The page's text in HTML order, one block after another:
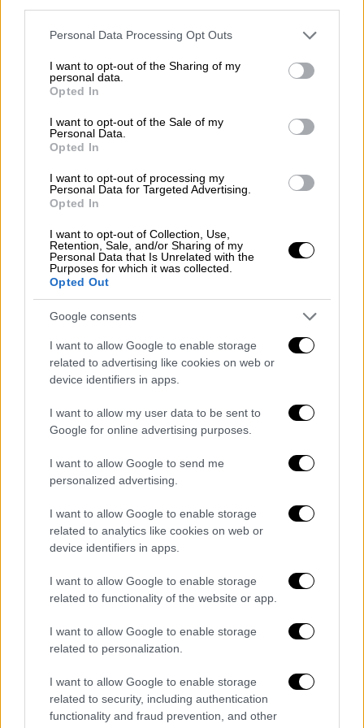
Please note that this website/app uses one or more Google
not limited to your visit or usage behaviour. You may click to
grant or deny consent to Google and its third-party tags to
use your data for below specified purposes in below Google
consent section.
Personal Data Processing Opt Outs
I want to opt-out of the Sharing of my
personal data.
Opted In
I want to opt-out of the Sale of my
Personal Data.
Opted In
I want to opt-out of processing my
Personal Data for Targeted Advertising.
Opted In
I want to opt-out of Collection, Use,
Retention, Sale, and/or Sharing of my
Personal Data that Is Unrelated with the
Purposes for which it was collected.
Opted Out
Google consents
I want to allow Google to enable storage
related to advertising like cookies on web or
device identifiers in apps.
I want to allow my user data to be sent to
Google for online advertising purposes.
I want to allow Google to send me
personalized advertising.
I want to allow Google to enable storage
related to analytics like cookies on web or
device identifiers in apps.
I want to allow Google to enable storage
related to functionality of the website or app.
I want to allow Google to enable storage
related to personalization.
I want to allow Google to enable storage
related to security, including authentication
functionality and fraud prevention, and other
εργαλείωνχρησιμοποιώντας τις εξωτερικές
κάμερες του Σταθμού. Τα εργαλεία δεν ήταν
απαραίτητα στους αστροναύτες για τον
αξιωματούχοι της Υπηρεσίας. «Ο έλεγχος
αποστολής ανέλυσε την τροχιά της τσάντας
και διαπίστωσε ότι ο κίνδυνος
επανεπαφής
με τον Σταθμό είναι χαμηλός και ότι το
πλήρωμα και ο Διαστημικός Σταθμός είναι
ασφαλείς,χωρίς να απαιτείται κάποια
περαιτέρω ενέργεια».
Σύμφωνα με τους επιστήμονες, η
«αδέσποτη» τσάντα εργαλείων θα «επιπλέει»
γύρω από τον πλανήτη μας για μερικούς
μήνες, έως ότου οι έλικες της ατμόσφαιρας
της Γης την τραβήξουν προς τα πίσω για μια
Πάντως η τσάντα δεν είναι το μοναδικό
διαστημικό σκουπίδι που γυρνά γύρω από τη
Γη. Η Διοίκηση Αεροδιαστημικής Άμυνας της
Βόρειας Αμερικής (NORAD) παρακολουθεί
συνολικά45.000 αντικείμενα στην τροχιά
της Γης. Δεν είναι απίθανο άλλωστε
εργαλεία και αντικείμενα να πέσουν από
αστροναύτες.
NASAHeidemarie Stefanyshyn-Piper
εργαζόταν για την επισκευή ενός
μπλοκαρισμένου εργαλείου σε ένα ηλιακό
πάνελ του Διεθνούς Διαστημικού Σταθμού
και μια σακούλα εργαλείων της γλίστρησε